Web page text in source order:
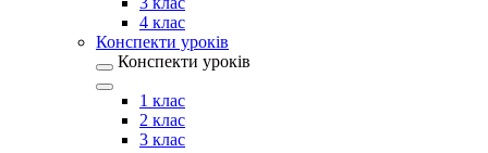
4 клас
Конспекти уроків
Конспекти уроків
1 клас
2 клас
3 клас